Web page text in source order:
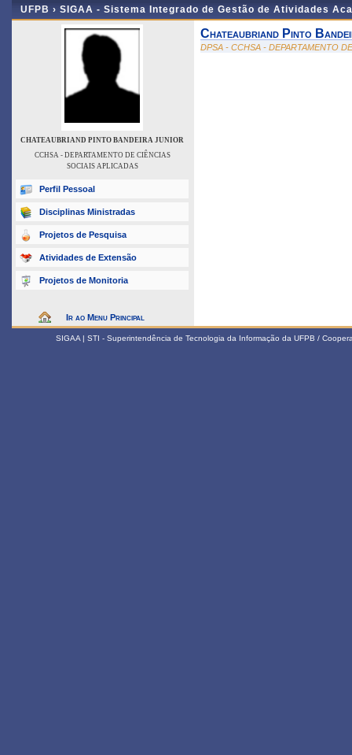
UFPB › SIGAA - Sistema Integrado de Gestão de Atividades
CHATEAUBRIAND PINTO BANDEIRA JUNIOR
CCHSA - DEPARTAMENTO DE CIÊNCIAS
SOCIAIS APLICADAS
Perfil Pessoal
Disciplinas Ministradas
Projetos de Pesquisa
Atividades de Extensão
Projetos de Monitoria
Ir ao Menu Principal
Chateaubriand Pinto
DPSA - CCHSA - DEPARTAMENTO
SIGAA | STI - Superintendência de Tecnologia da Informação da UFPB /